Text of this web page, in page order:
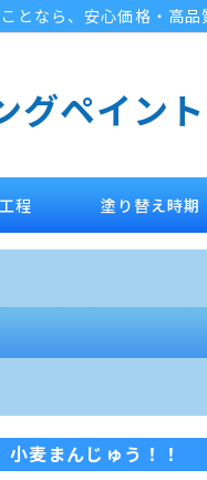
となら、安心価格・高
グペイント
程 塗り替え時期
小麦まんじゅう！！